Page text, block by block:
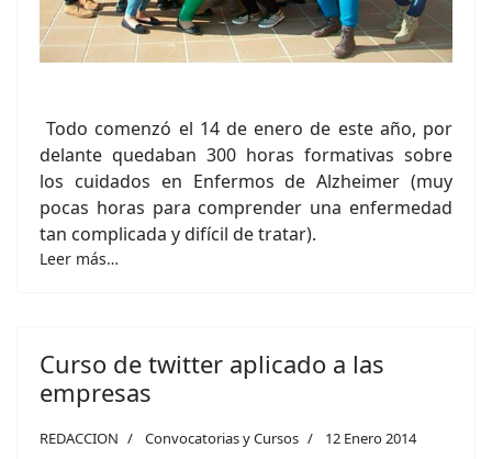
Todo comenzó el 14 de enero de este año, por
delante quedaban 300 horas formativas sobre
los cuidados en Enfermos de Alzheimer (muy
pocas horas para comprender una enfermedad
tan complicada y difícil de tratar).
Leer más…
Curso de twitter aplicado a las
empresas
REDACCION Convocatorias y Cursos 12 Enero 2014